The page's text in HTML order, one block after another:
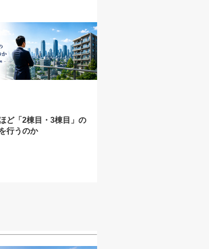
ど「2棟目・3棟目」の
行うのか